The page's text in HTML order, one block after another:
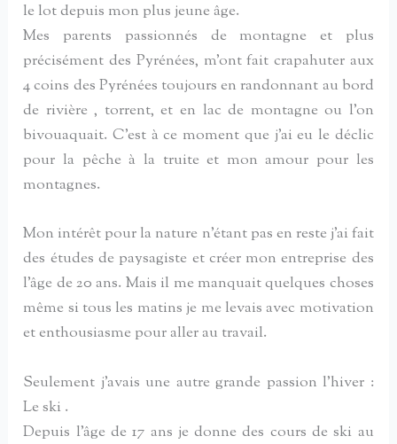
le lot depuis mon plus jeune âge.
Mes parents passionnés de montagne et plus
précisément des Pyrénées, m’ont fait crapahuter aux
4 coins des Pyrénées toujours en randonnant au bord
de rivière , torrent, et en lac de montagne ou l’on
bivouaquait. C’est à ce moment que j’ai eu le déclic
pour la pêche à la truite et mon amour pour les
montagnes.
Mon intérêt pour la nature n’étant pas en reste j’ai fait
des études de paysagiste et créer mon entreprise des
l’âge de 20 ans. Mais il me manquait quelques choses
même si tous les matins je me levais avec motivation
et enthousiasme pour aller au travail.
Seulement j’avais une autre grande passion l’hiver :
Le ski .
Depuis l’âge de 17 ans je donne des cours de ski au